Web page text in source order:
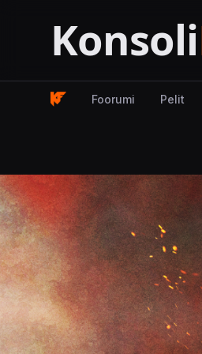
Foorumi Pelit